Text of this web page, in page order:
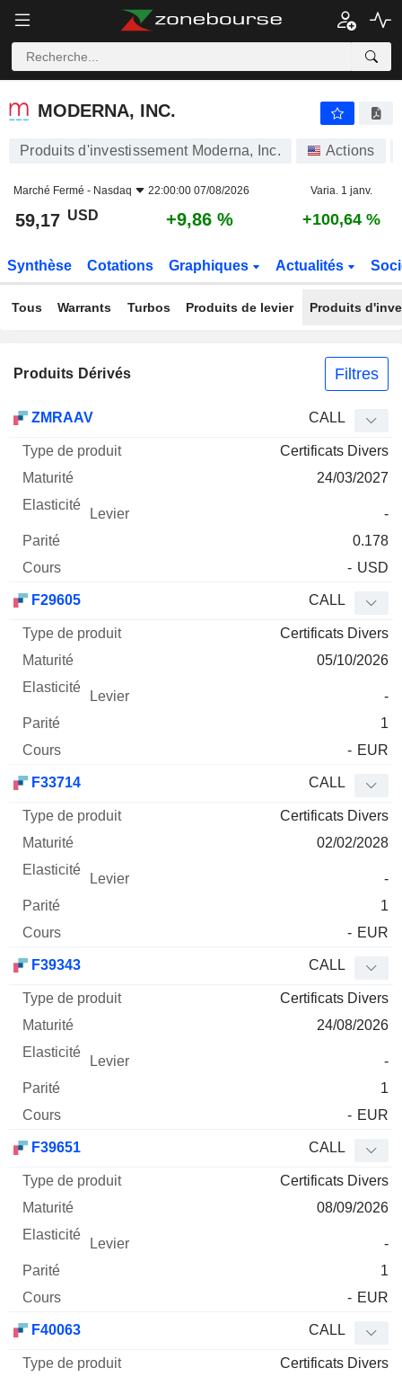
MODERNA, INC.
MODERNA, INC.
Produits d'investissement Moderna, Inc. Actions
Marché Fermé - Nasdaq 22:00:00 07/08/2026 Varia. 1 janv.
59,17 USD +9,86 % +100,64 %
Synthèse Cotations Graphiques Actualités
Tous Warrants Turbos Produits de levier Produits
Produits Dérivés Filtres
Mnemo Type produit
Elasticité Levier Parité
ZMRAAV CALL
Certificats Divers
24/03/2027
-
0.178
- USD
F29605 CALL
Certificats Divers
05/10/2026
-
1
- EUR
F33714 CALL
Certificats Divers
02/02/2028
-
1
- EUR
F39343 CALL
Certificats Divers
24/08/2026
-
1
- EUR
F39651 CALL
Certificats Divers
08/09/2026
-
1
- EUR
F40063 CALL
Certificats Divers